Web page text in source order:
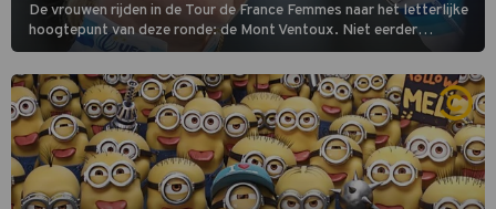
De vrouwen rijden in de Tour de France Femmes naar het letterlijke
hoogtepunt van deze ronde: de Mont Ventoux. Niet eerder
finishten de vrouwen voor deze koers op deze kale col uit de
buitencategorie. De aanloop naar de slotklim is vlak.